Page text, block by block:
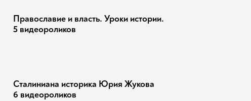
Православие и власть. Уроки истории.
5 видеороликов
Сталиниана историка Юрия Жукова
6 видеороликов